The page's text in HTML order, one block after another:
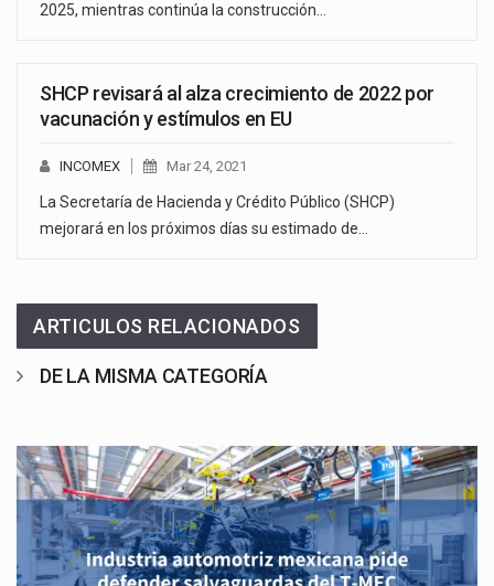
2025, mientras continúa la construcción…
SHCP revisará al alza crecimiento de 2022 por
vacunación y estímulos en EU
INCOMEX Mar 24, 2021
La Secretaría de Hacienda y Crédito Público (SHCP)
mejorará en los próximos días su estimado de…
ARTICULOS RELACIONADOS
DE LA MISMA CATEGORÍA